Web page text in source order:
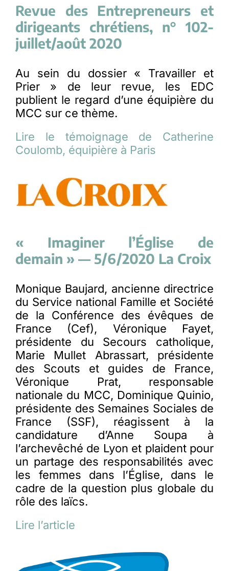
Revue des Entrepreneurs et
dirigeants chrétiens, n° 102-
juillet/août 2020
Au sein du dossier « Travailler et
Prier » de leur revue, les EDC
publient le regard d’une équipière du
MCC sur ce thème.
Lire le témoignage de Catherine
Coulomb, équipière à Paris
« Imaginer l’Église de
demain » — 5/6/2020 La Croix
Monique Baujard, ancienne directrice
du Service national Famille et Société
de la Conférence des évêques de
France (Cef), Véronique Fayet,
présidente du Secours catholique,
Marie Mullet Abrassart, présidente
des Scouts et guides de France,
Véronique Prat, responsable
nationale du MCC, Dominique Quinio,
présidente des Semaines Sociales de
France (SSF), réagissent à la
candidature d’Anne Soupa à
l’archevêché de Lyon et plaident pour
un partage des responsabilités avec
les femmes dans l’Église, dans le
cadre de la question plus globale du
rôle des laïcs.
Lire l’article